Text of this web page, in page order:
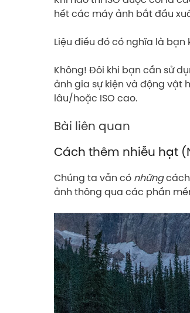
hết các máy ảnh bắt đầu
Liệu điều đó có nghĩa là bạn
Không! Đôi khi bạn cần sử
ảnh gia sự kiện và động vật
lâu/hoặc ISO cao.
Bài liên quan
Cách thêm nhiễu hạt
Chúng ta vẫn có nhữngcách
ảnh thông qua các phần